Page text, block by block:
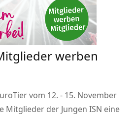
werben
vom 12. - 15. November
Mitglieder der Jungen ISN eine